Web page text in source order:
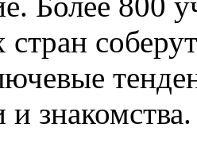
и знакомства.